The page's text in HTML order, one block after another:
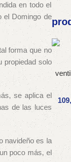
en todo el
el Domingo de
forma que no
propiedad solo
se aplica el
de las luces
navideño es la
poco más, el